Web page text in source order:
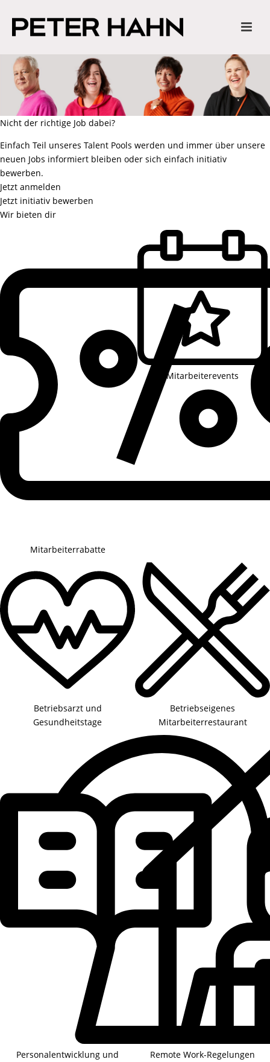
Nicht der richtige Job dabei?
Einfach Teil unseres Talent Pools werden und immer über unsere
neuen Jobs informiert bleiben oder sich einfach initiativ
bewerben.
Jetzt anmelden
Jetzt initiativ bewerben
Wir bieten dir
Mitarbeiterrabatte
Mitarbeiterevents
Betriebsarzt und
Gesundheitstage
Betriebseigenes
Mitarbeiterrestaurant
Personalentwicklung und
Remote Work-Regelungen